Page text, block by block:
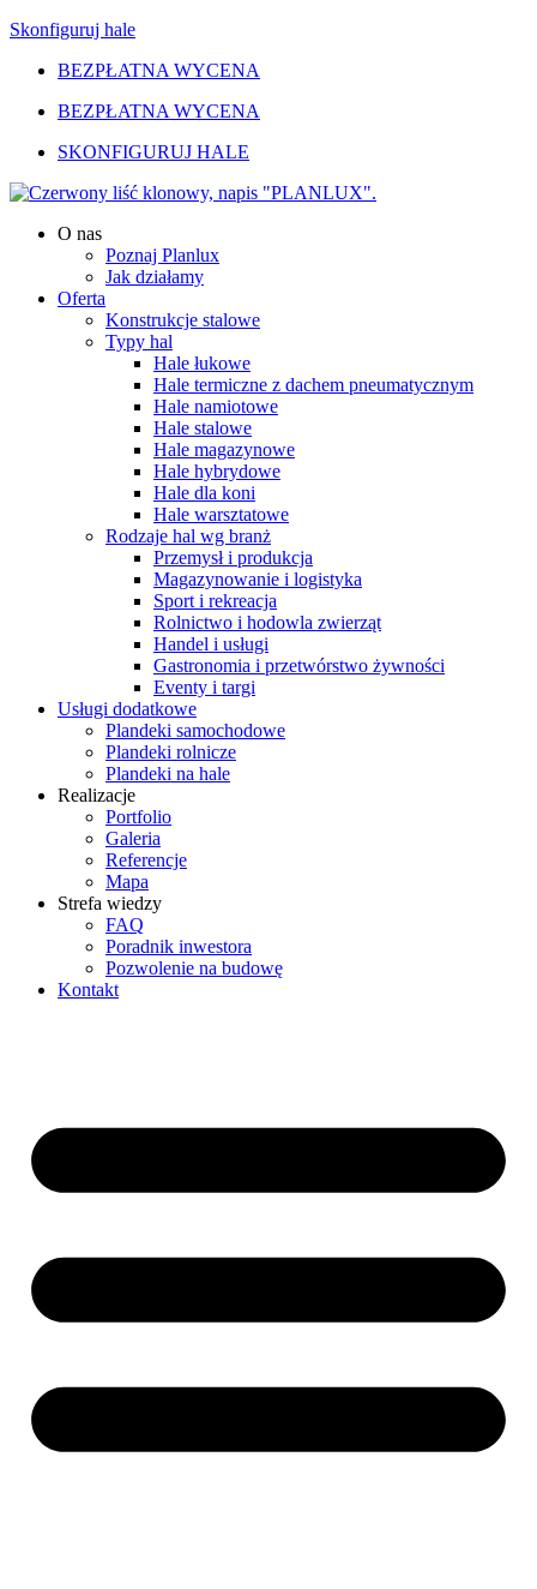
Skonfiguruj hale
BEZPŁATNA WYCENA
BEZPŁATNA WYCENA
SKONFIGURUJ HALE
O nas
Poznaj Planlux
Jak działamy
Oferta
Konstrukcje stalowe
Typy hal
Hale łukowe
Hale termiczne z dachem pneumatycznym
Hale namiotowe
Hale stalowe
Hale magazynowe
Hale hybrydowe
Hale dla koni
Hale warsztatowe
Rodzaje hal wg branż
Przemysł i produkcja
Magazynowanie i logistyka
Sport i rekreacja
Rolnictwo i hodowla zwierząt
Handel i usługi
Gastronomia i przetwórstwo żywności
Eventy i targi
Usługi dodatkowe
Plandeki samochodowe
Plandeki rolnicze
Plandeki na hale
Realizacje
Portfolio
Galeria
Referencje
Mapa
Strefa wiedzy
FAQ
Poradnik inwestora
Pozwolenie na budowę
Kontakt